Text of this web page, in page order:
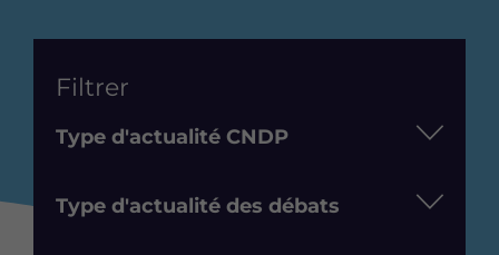
Filtrer
Type d'actualité CNDP
Type d'actualité des débats